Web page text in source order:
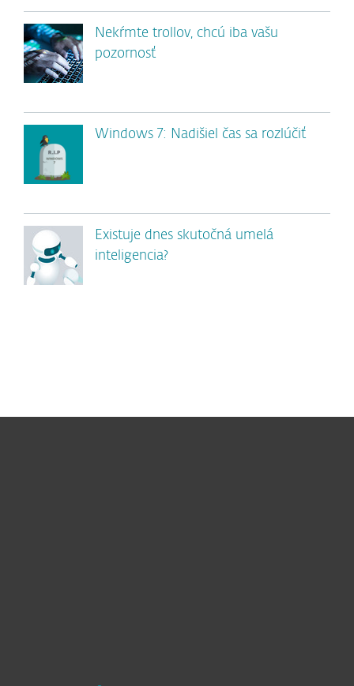
Nekŕmte trollov, chcú iba vašu
pozornosť
Windows 7: Nadišiel čas sa rozlúčiť
Existuje dnes skutočná umelá
inteligencia?